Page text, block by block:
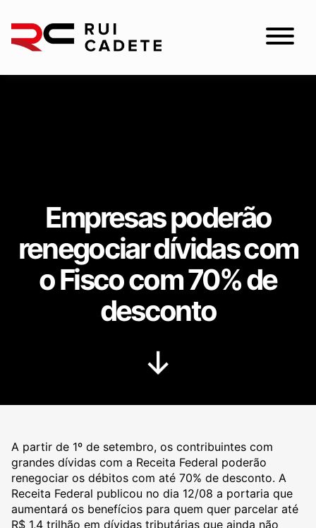
Empresas poderão
renegociar dívidas com
o Fisco com 70% de
desconto
A partir de 1º de setembro, os contribuintes com
grandes dívidas com a Receita Federal poderão
renegociar os débitos com até 70% de desconto. A
Receita Federal publicou no dia 12/08 a portaria que
aumentará os benefícios para quem quer parcelar até
R$ 1,4 trilhão em dívidas tributárias que ainda não